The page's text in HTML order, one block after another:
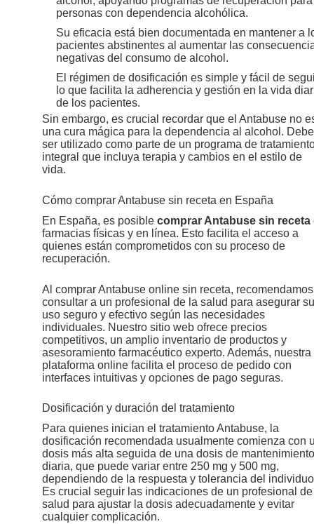
personas con dependencia alcohólica.
Su eficacia está bien documentada en mantener a
pacientes abstinentes al aumentar las
negativas del consumo de alcohol.
El régimen de dosificación es simple y fácil de
lo que facilita la adherencia y gestión en la vida
de los pacientes.
Sin embargo, es crucial recordar que el Antabuse no
una cura mágica para la dependencia al alcohol. Debe
ser utilizado como parte de un programa de
integral que incluya terapia y cambios en el estilo de
vida.
Cómo comprar Antabuse sin receta en España
En España, es posible comprar Antabuse sin receta
farmacias físicas y en línea. Esto facilita el acceso a
quienes están comprometidos con su proceso de
recuperación.
Al comprar Antabuse online sin receta, recomendamos
consultar a un profesional de la salud para asegurar su
uso seguro y efectivo según las necesidades
individuales. Nuestro sitio web ofrece precios
competitivos, un amplio inventario de productos y
asesoramiento farmacéutico experto. Además, nuestra
plataforma online facilita el proceso de pedido con
interfaces intuitivas y opciones de pago seguras.
Dosificación y duración del tratamiento
Para quienes inician el tratamiento Antabuse, la
dosificación recomendada usualmente comienza con
dosis más alta seguida de una dosis de mantenimiento
diaria, que puede variar entre 250 mg y 500 mg,
dependiendo de la respuesta y tolerancia del
Es crucial seguir las indicaciones de un profesional
salud para ajustar la dosis adecuadamente y evitar
cualquier complicación.